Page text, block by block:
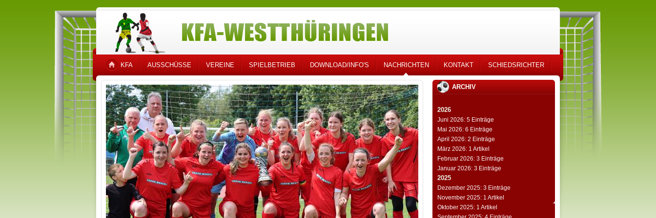
KFA AUSSCHÜSSE VEREINE SPIELBETRIEB DOWNLOAD/INFO'S NACHRICHTEN KONTAKT SCHIEDSRICHTER
ARCHIV
2026
Juni 2026: 5 Einträge
Mai 2026: 6 Einträge
April 2026: 2 Einträge
März 2026: 1 Artikel
Februar 2026: 3 Einträge
Januar 2026: 3 Einträge
2025
Dezember 2025: 3 Einträge
November 2025: 1 Artikel
Oktober 2025: 1 Artikel